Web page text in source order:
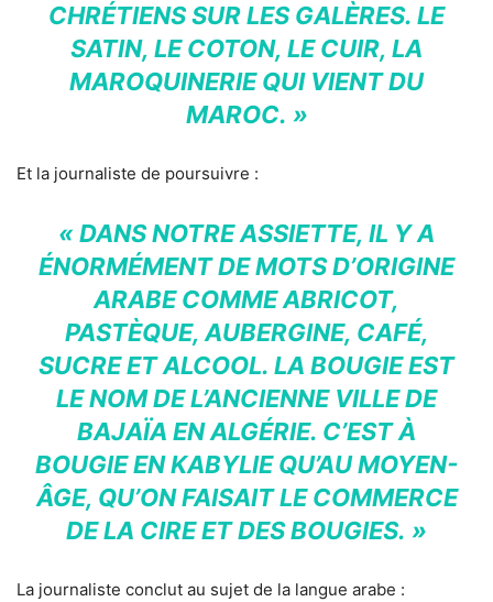
CHRÉTIENS SUR LES GALÈRES. LE
SATIN, LE COTON, LE CUIR, LA
MAROQUINERIE QUI VIENT DU
MAROC. »
Et la journaliste de poursuivre :
« DANS NOTRE ASSIETTE, IL Y A
ÉNORMÉMENT DE MOTS D’ORIGINE
ARABE COMME ABRICOT,
PASTÈQUE, AUBERGINE, CAFÉ,
SUCRE ET ALCOOL. LA BOUGIE EST
LE NOM DE L’ANCIENNE VILLE DE
BAJAÏA EN ALGÉRIE. C’EST À
BOUGIE EN KABYLIE QU’AU MOYEN-
ÂGE, QU’ON FAISAIT LE COMMERCE
DE LA CIRE ET DES BOUGIES. »
La journaliste conclut au sujet de la langue arabe :